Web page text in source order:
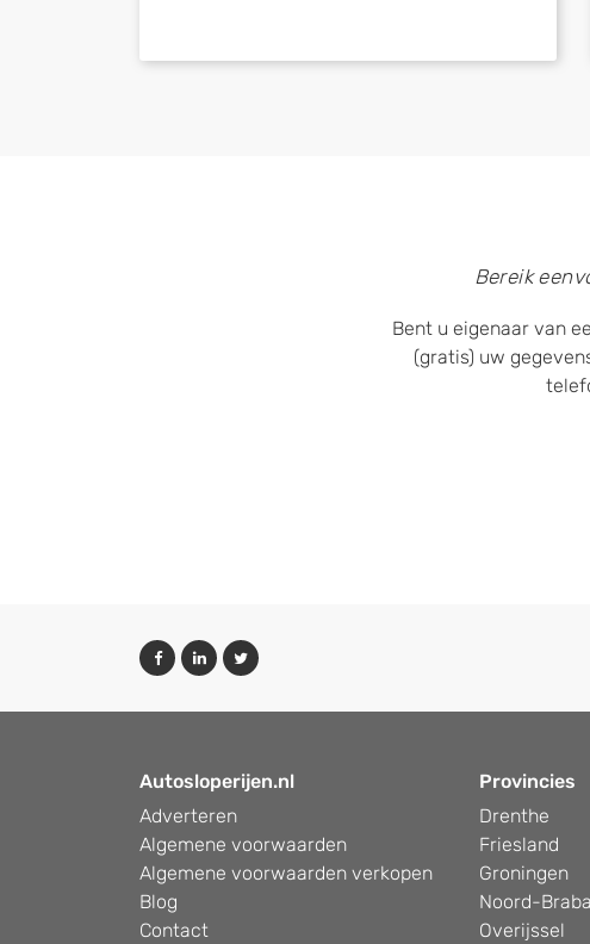
Bereik
Bent u eigenaar van
(gratis) uw
Autosloperijen.nl
Adverteren
Algemene voorwaarden
Algemene voorwaarden verkopen
Blog
Contact
Provincies
Drenthe
Friesland
Groningen
Noord-
Overijssel